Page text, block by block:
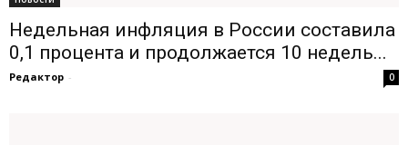
Недельная инфляция в России составила
0,1 процента и продолжается 10 недель...
Редактор - 0